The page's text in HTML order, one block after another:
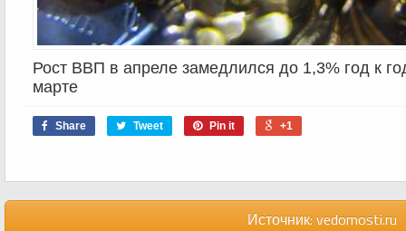
Рост ВВП в апреле замедлился до 1,3% год к
марте
Share Tweet Pin it +1
Источник: vedomosti.ru